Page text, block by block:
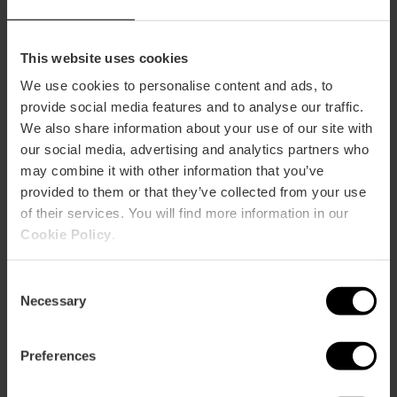
This website uses cookies
We use cookies to personalise content and ads, to
provide social media features and to analyse our traffic.
We also share information about your use of our site with
our social media, advertising and analytics partners who
may combine it with other information that you’ve
provided to them or that they’ve collected from your use
of their services. You will find more information in our
Cookie Policy
Selection
Necessary
Preferences
Bus
4,6,8,9,10,11,16, 26,28,31,32,70,71, 81
Carrer de la Universitat, 2, 46003 València, España